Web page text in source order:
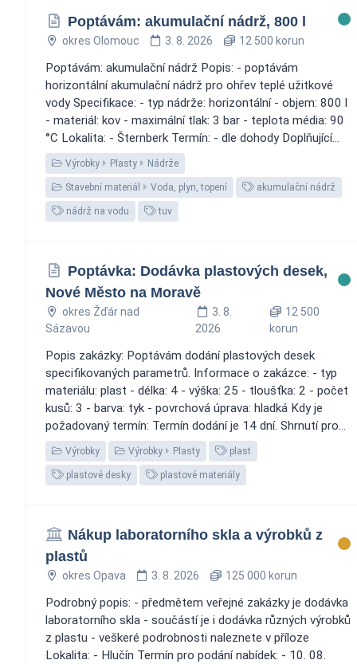
Poptávám: akumulační nádrž, 800 l
okres Olomouc 3. 8. 2026 12 500 korun
Poptávám: akumulační nádrž Popis: - poptávám
horizontální akumulační nádrž pro ohřev teplé užitkové
vody Specifikace: - typ nádrže: horizontální - objem: 800 l
- materiál: kov - maximální tlak: 3 bar - teplota média: 90
°C Lokalita: - Šternberk Termín: - dle dohody Doplňující...
Výrobky Plasty Nádrže
Stavební materiál Voda, plyn, topení akumulační nádrž
nádrž na vodu tuv
Poptávka: Dodávka plastových desek,
Nové Město na Moravě
okres Žďár nad
Sázavou
3. 8.
2026
12 500
korun
Popis zakázky: Poptávám dodání plastových desek
specifikovaných parametrů. Informace o zakázce: - typ
materiálu: plast - délka: 4 - výška: 25 - tloušťka: 2 - počet
kusů: 3 - barva: tyk - povrchová úprava: hladká Kdy je
požadovaný termín: Termín dodání je 14 dní. Shrnutí pro...
Výrobky Výrobky Plasty plast
plastové desky plastové materiály
Nákup laboratorního skla a výrobků z
plastů
okres Opava 3. 8. 2026 125 000 korun
Podrobný popis: - předmětem veřejné zakázky je dodávka
laboratorního skla - součástí je i dodávka různých výrobků
z plastu - veškeré podrobnosti naleznete v příloze
Lokalita: - Hlučín Termín pro podání nabídek: - 10. 08.